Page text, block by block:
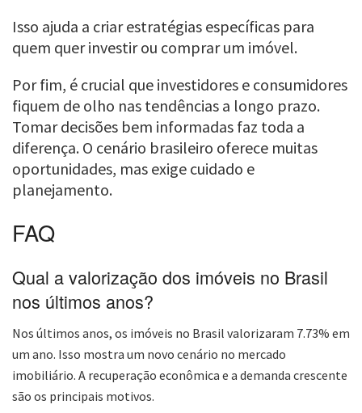
Isso ajuda a criar estratégias específicas para
quem quer investir ou comprar um imóvel.
Por fim, é crucial que investidores e consumidores
fiquem de olho nas tendências a longo prazo.
Tomar decisões bem informadas faz toda a
diferença. O cenário brasileiro oferece muitas
oportunidades, mas exige cuidado e
planejamento.
FAQ
Qual a valorização dos imóveis no Brasil
nos últimos anos?
Nos últimos anos, os imóveis no Brasil valorizaram 7.73% em
um ano. Isso mostra um novo cenário no mercado
imobiliário. A recuperação econômica e a demanda crescente
são os principais motivos.